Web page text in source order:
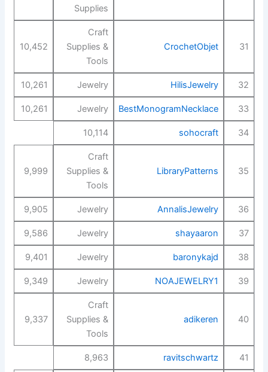
Supplies
31
CrochetObjet
Craft
Supplies &
Tools
10,452
32
HilisJewelry
Jewelry
10,261
33
BestMonogramNecklace
Jewelry
10,261
34
sohocraft
10,114
35
LibraryPatterns
Craft
Supplies &
Tools
9,999
36
AnnalisJewelry
Jewelry
9,905
37
shayaaron
Jewelry
9,586
38
baronykajd
Jewelry
9,401
39
NOAJEWELRY1
Jewelry
9,349
40
adikeren
Craft
Supplies &
Tools
9,337
41
ravitschwartz
8,963